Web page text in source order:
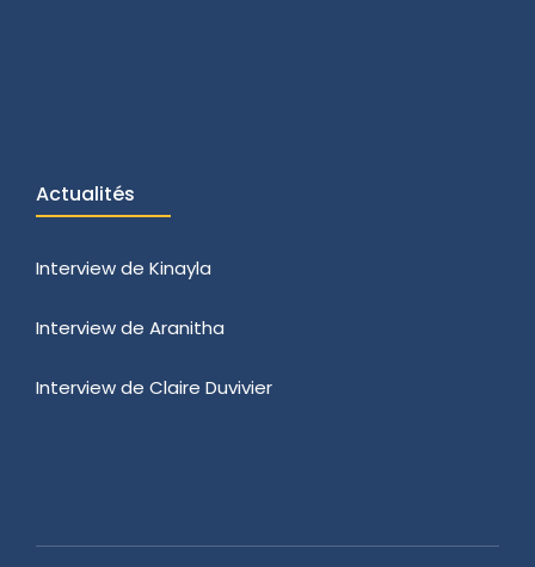
Actualités
Interview de Kinayla
Interview de Aranitha
Interview de Claire Duvivier